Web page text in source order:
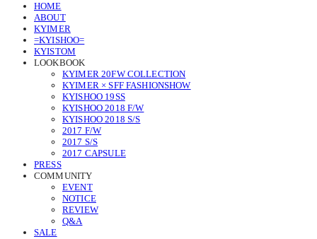
HOME
ABOUT
KYIMER
=KYISHOO=
KYISTOM
LOOKBOOK
KYIMER 20FW COLLECTION
KYIMER × SFF FASHIONSHOW
KYISHOO 19SS
KYISHOO 2018 F/W
KYISHOO 2018 S/S
2017 F/W
2017 S/S
2017 CAPSULE
PRESS
COMMUNITY
EVENT
NOTICE
REVIEW
Q&A
SALE